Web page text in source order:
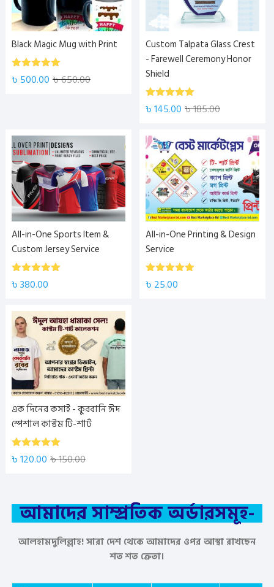
Black Magic Mug with Print
Rated 5.00
out of 5 ৳650.00
৳ 500.00
Custom Talpata Glass Crest
- Farewell Ceremony Honor
Shield
Rated5.00
out of 5 ৳185.00
৳145.00
All-in-One Sports Item &
Custom Jersey Service
Rated5.00
out of 5
৳380.00
All-in-One Printing & Design
Service
Rated5.00
out of 5
৳ 25.00
এক দিনের কসাই - কুরবানি ঈদ
স্পেশাল কাস্টম টি-শার্ট
Rated5.00
out of 5 ৳150.00
৳120.00
আমাদের সাম্প্রতিক অর্ডারসমূহ-
আলহামদুলিল্লাহ! সারা দেশ থেকে আমাদের ওপর আস্থা রাখছেন
শত শত ক্রেতা।